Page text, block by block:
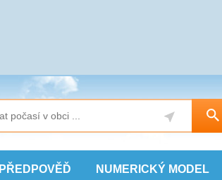
PŘEDPOVĚĎ NUMERICKÝ MODEL